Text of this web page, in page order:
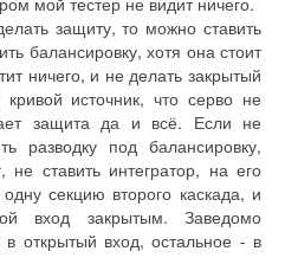
защиту, то можно ставить
балансировку, хотя она стоит
ничего, и не делать закрытый
источник, что серво не
защита да и всё. Если не
разводку под балансировку,
не ставить интегратор, на его
секцию второго каскада, и
вход закрытым. Заведомо
в открытый вход, остальное - в